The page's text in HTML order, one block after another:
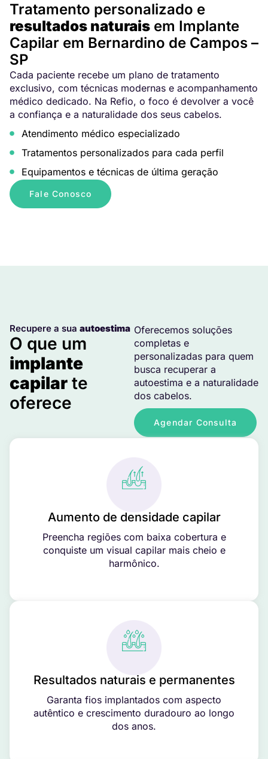
Tratamento personalizado e
resultados naturais em Implante
Capilar em Bernardino de Campos –
SP
Cada paciente recebe um plano de tratamento
exclusivo, com técnicas modernas e acompanhamento
médico dedicado. Na Refio, o foco é devolver a você
a confiança e a naturalidade dos seus cabelos.
Atendimento médico especializado
Tratamentos personalizados para cada perfil
Equipamentos e técnicas de última geração
Fale Conosco
Recupere a sua autoestima
O que um
implante
capilar te
oferece
Oferecemos soluções
completas e
personalizadas para quem
busca recuperar a
autoestima e a naturalidade
dos cabelos.
Agendar Consulta
Aumento de densidade capilar
Preencha regiões com baixa cobertura e
conquiste um visual capilar mais cheio e
harmônico.
Resultados naturais e permanentes
Garanta fios implantados com aspecto
autêntico e crescimento duradouro ao longo
dos anos.